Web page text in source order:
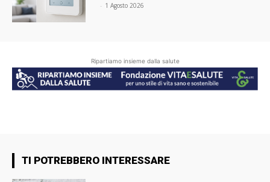
- 1 Agosto 2026
Ripartiamo insieme dalla salute
TI POTREBBERO INTERESSARE